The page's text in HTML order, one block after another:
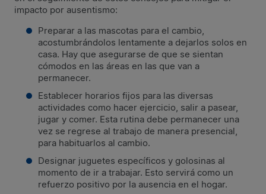
impacto por ausentismo:
Preparar a las mascotas para el cambio,
acostumbrándolos lentamente a dejarlos solos en
casa. Hay que asegurarse de que se sientan
cómodos en las áreas en las que van a
permanecer.
Establecer horarios fijos para las diversas
actividades como hacer ejercicio, salir a pasear,
jugar y comer. Esta rutina debe permanecer una
vez se regrese al trabajo de manera presencial,
para habituarlos al cambio.
Designar juguetes específicos y golosinas al
momento de ir a trabajar. Esto servirá como un
refuerzo positivo por la ausencia en el hogar.